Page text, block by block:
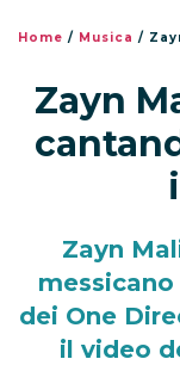
Home / Musica /
Zayn
Zayn
dei One
il video